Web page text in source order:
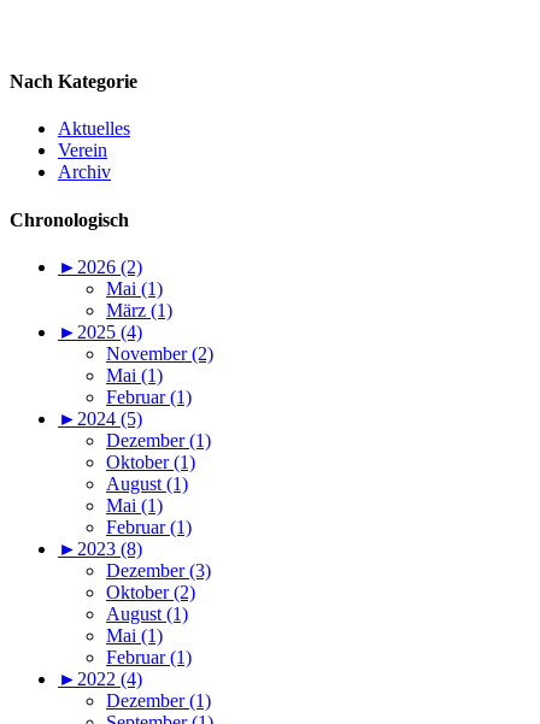
Nach Kategorie
Aktuelles
Verein
Archiv
Chronologisch
► 2026 (2)
Mai (1)
März (1)
► 2025 (4)
November (2)
Mai (1)
Februar (1)
► 2024 (5)
Dezember (1)
Oktober (1)
August (1)
Mai (1)
Februar (1)
► 2023 (8)
Dezember (3)
Oktober (2)
August (1)
Mai (1)
Februar (1)
► 2022 (4)
Dezember (1)